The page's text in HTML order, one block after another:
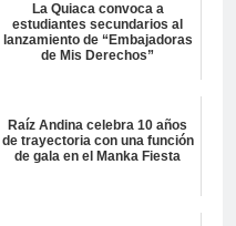
La Quiaca convoca a
estudiantes secundarios al
lanzamiento de “Embajadoras
de Mis Derechos”
Raíz Andina celebra 10 años
de trayectoria con una función
de gala en el Manka Fiesta